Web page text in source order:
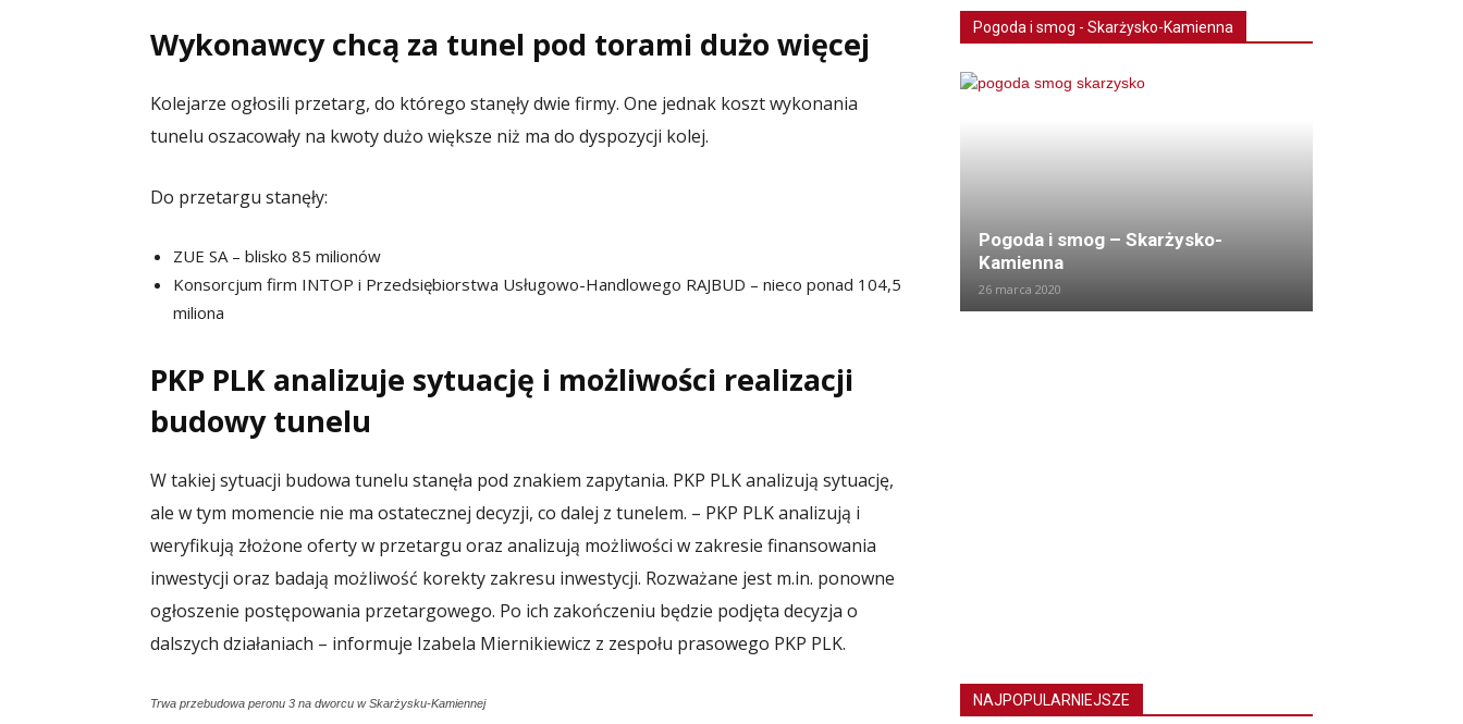
Wykonawcy chcą za tunel pod torami dużo więcej
Kolejarze ogłosili przetarg, do którego stanęły dwie firmy. One jednak koszt wykonania
tunelu oszacowały na kwoty dużo większe niż ma do dyspozycji kolej.
Do przetargu stanęły:
ZUE SA – blisko 85 milionów
Konsorcjum firm INTOP i Przedsiębiorstwa Usługowo-Handlowego RAJBUD – nieco ponad 104,5
miliona
PKP PLK analizuje sytuację i możliwości realizacji
budowy tunelu
W takiej sytuacji budowa tunelu stanęła pod znakiem zapytania. PKP PLK analizują sytuację,
ale w tym momencie nie ma ostatecznej decyzji, co dalej z tunelem. – PKP PLK analizują i
weryfikują złożone oferty w przetargu oraz analizują możliwości w zakresie finansowania
inwestycji oraz badają możliwość korekty zakresu inwestycji. Rozważane jest m.in. ponowne
ogłoszenie postępowania przetargowego. Po ich zakończeniu będzie podjęta decyzja o
dalszych działaniach – informuje Izabela Miernikiewicz z zespołu prasowego PKP PLK.
Trwa przebudowa peronu 3 na dworcu w Skarżysku-Kamiennej
Pogoda i smog - Skarżysko-Kamienna
Pogoda i smog – Skarżysko-
Kamienna
26 marca 2020
NAJPOPULARNIEJSZE